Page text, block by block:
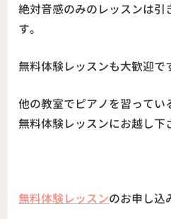
絶対音感のみのレッスンは引
す。
無料体験レッスンも大歓迎で
他の教室でピアノを習ってい
無料体験レッスンにお越し下
無料体験レッスンのお申し込